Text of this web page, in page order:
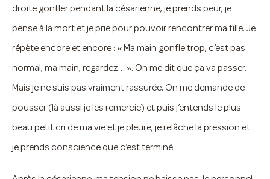
droite gonfler pendant la césarienne, je prends peur, je
pense à la mort et je prie pour pouvoir rencontrer ma fille. Je
répète encore et encore : « Ma main gonfle trop, c’est pas
normal, ma main, regardez… ». On me dit que ça va passer.
Mais je ne suis pas vraiment rassurée. On me demande de
pousser (là aussi je les remercie) et puis j’entends le plus
beau petit cri de ma vie et je pleure, je relâche la pression et
je prends conscience que c’est terminé.